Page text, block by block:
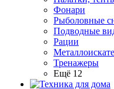
Фонари
Рыболовные
Подводные
Рации
Тренажеры
Ещё 12